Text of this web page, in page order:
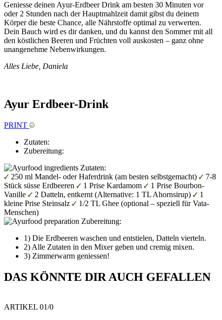
Geniesse deinen Ayur-Erdbeer Drink am besten 30 Minuten vor
oder 2 Stunden nach der Hauptmahlzeit damit gibst du deinem
Körper die beste Chance, alle Nährstoffe optimal zu verwerten.
Dein Bauch wird es dir danken, und du kannst den Sommer mit all
den köstlichen Beeren und Früchten voll auskosten – ganz ohne
unangenehme Nebenwirkungen.
Alles Liebe, Daniela
Ayur Erdbeer-Drink
PRINT
Zutaten:
Zubereitung:
Zutaten:
250 ml Mandel- oder Haferdrink (am besten selbstgemacht)
7-8
Stück süsse Erdbeeren
1 Prise Kardamom
1 Prise Bourbon-
Vanille
2 Datteln, entkernt (Alternative: 1 TL Ahornsirup)
1
kleine Prise Steinsalz
1/2 TL Ghee (optional – speziell für Vata-
Menschen)
Zubereitung:
1) Die Erdbeeren waschen und entstielen, Datteln vierteln.
2) Alle Zutaten in den Mixer geben und cremig mixen.
3) Zimmerwarm geniessen!
DAS KÖNNTE DIR AUCH GEFALLEN
ARTIKEL 01/0